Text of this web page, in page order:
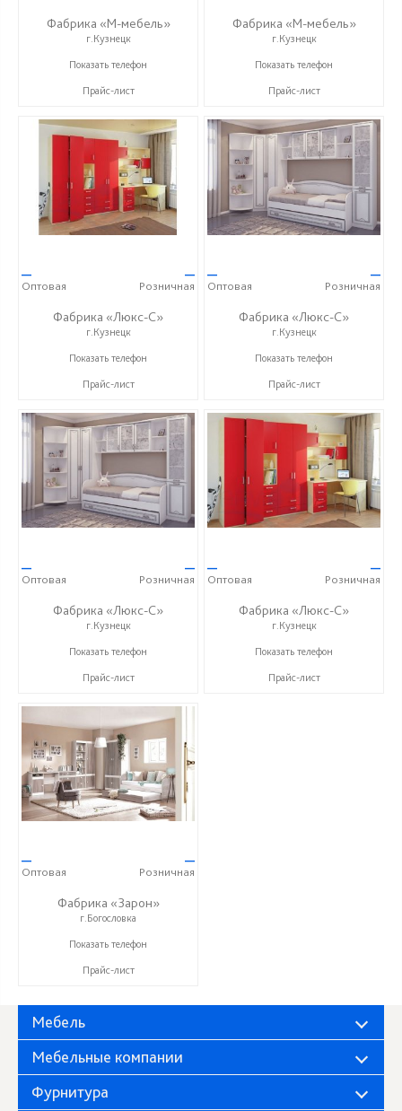
Фабрика «М-мебель»
г.Кузнецк
+7 (902) 349-19-19
Показать телефон
Прайс-лист
Фабрика «М-мебель»
г.Кузнецк
+7 (902) 349-19-19
Показать телефон
Прайс-лист
—
Оптовая
—
Розничная
Фабрика «Люкс-С»
г.Кузнецк
+ 7 (999) 748-11-11
Показать телефон
Прайс-лист
—
Оптовая
—
Розничная
Фабрика «Люкс-С»
г.Кузнецк
+ 7 (999) 748-11-11
Показать телефон
Прайс-лист
—
Оптовая
—
Розничная
Фабрика «Люкс-С»
г.Кузнецк
+ 7 (999) 748-11-11
Показать телефон
Прайс-лист
—
Оптовая
—
Розничная
Фабрика «Люкс-С»
г.Кузнецк
+ 7 (999) 748-11-11
Показать телефон
Прайс-лист
—
Оптовая
—
Розничная
Фабрика «Зарон»
г.Богословка
+7 (8412) 21-50-66
Показать телефон
Прайс-лист
Мебель
Мебельные компании
Фурнитура